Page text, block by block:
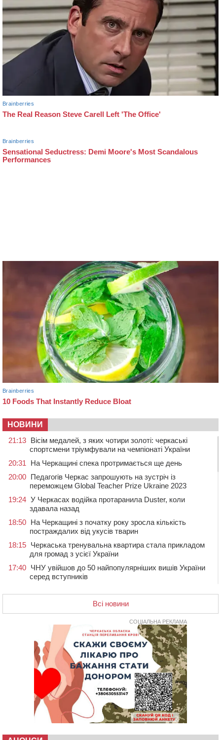
НОВИНИ
21:13 Вісім медалей, з яких чотири золоті: черкаські
спортсмени тріумфували на чемпіонаті України
20:31
На Черкащині спека протримається ще день
20:00 Педагогів Черкас запрошують на зустріч із
переможцем Global Teacher Prize Ukraine 2023
19:24 У Черкасах водійка протаранила Duster, коли
здавала назад
18:50 На Черкащині з початку року зросла кількість
постраждалих від укусів тварин
18:15 Черкаська тренувальна квартира стала прикладом
для громад з усієї України
17:40 ЧНУ увійшов до 50 найпопулярніших вишів України
серед вступників
контейнерний майданчик
16:32
Без розтину грудної клітки: у Черкасах 75-річній
пацієнтці замінили аортальний клапан
У Черкаському онкоцентрі встановили сонячну
електростанцію за понад пів мільйона гривень
У Київській області прощаються з полеглим на
фронті жителем Монастирищини
У Черкасах містяни через нову скляну зупинку і
вирізані дерева потерпають від спеки: Бондаренко
обіцяє масштабне озеленення
Провокував конфлікт і зачинився в автівці: у ТЦК
чоловіка у Тальному
Всі новини
СОЦІАЛЬНА РЕКЛАМА